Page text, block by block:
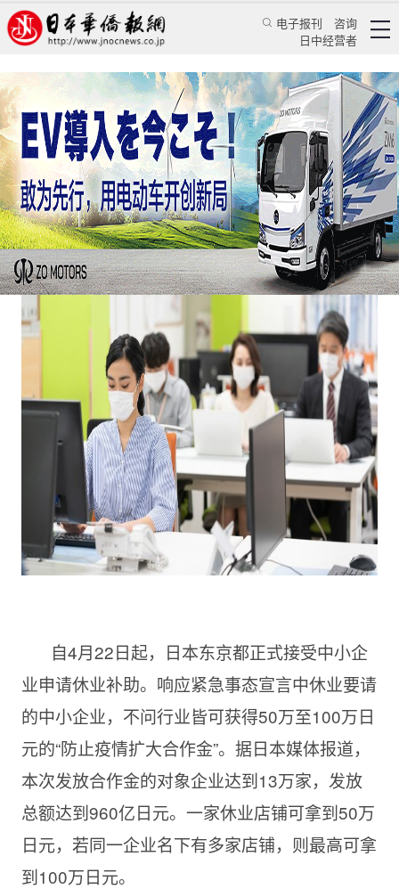
电子报刊
咨询
日中经营者
日本破产企业剧增 东京都为中小企业发放补助金
倪亚敏 日本新闻 经济视野
日本新华侨报 2020/4/22 18:12:56
自4月22日起，日本东京都正式接受中小企
业申请休业补助。响应紧急事态宣言中休业要请
的中小企业，不问行业皆可获得50万至100万日
元的“防止疫情扩大合作金”。据日本媒体报道，
本次发放合作金的对象企业达到13万家，发放
总额达到960亿日元。一家休业店铺可拿到50万
日元，若同一企业名下有多家店铺，则最高可拿
到100万日元。